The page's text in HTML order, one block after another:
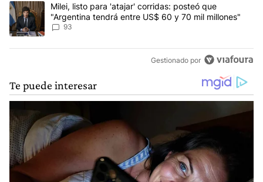
Un artículo de tendencia con el título "Milei, listo para 'atajar'
Milei, listo para 'atajar' corridas: posteó que
"Argentina tendrá entre US$ 60 y 70 mil millones"
93
Gestionado por